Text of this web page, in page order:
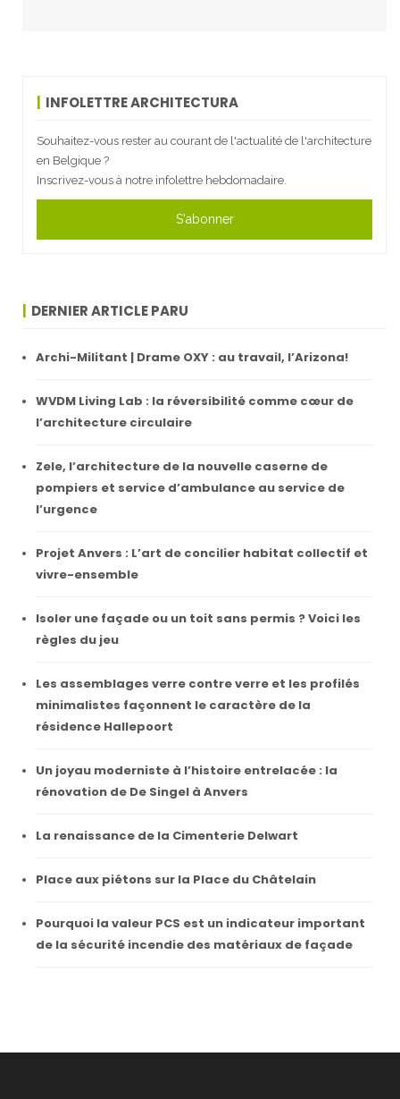
INFOLETTRE ARCHITECTURA
Souhaitez-vous rester au courant de l'actualité de l'architecture
en Belgique ?
Inscrivez-vous à notre infolettre hebdomadaire.
S'abonner
DERNIER ARTICLE PARU
Archi-Militant | Drame OXY : au travail, l’Arizona!
WVDM Living Lab : la réversibilité comme cœur de
l’architecture circulaire
Zele, l’architecture de la nouvelle caserne de
pompiers et service d’ambulance au service de
l’urgence
Projet Anvers : L’art de concilier habitat collectif et
vivre-ensemble
Isoler une façade ou un toit sans permis ? Voici les
règles du jeu
Les assemblages verre contre verre et les profilés
minimalistes façonnent le caractère de la
résidence Hallepoort
Un joyau moderniste à l’histoire entrelacée : la
rénovation de De Singel à Anvers
La renaissance de la Cimenterie Delwart
Place aux piétons sur la Place du Châtelain
Pourquoi la valeur PCS est un indicateur important
de la sécurité incendie des matériaux de façade